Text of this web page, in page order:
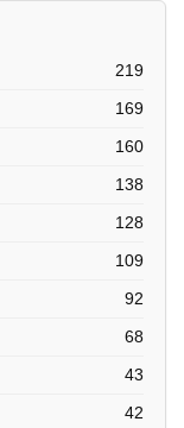
219
169
160
138
128
109
92
68
43
42